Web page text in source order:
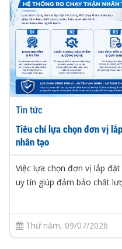
Tin tức
Tiêu chí lựa chọn đơn vị
nhân tạo
Việc lựa chọn đơn vị lắp
uy tín giúp đảm bảo chất
Thứ năm, 09/07/2026